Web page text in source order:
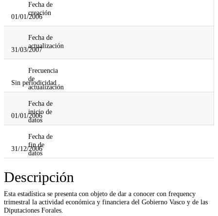
Fecha de
creación
01/01/2006
Fecha de
actualización
31/03/2007
Frecuencia
de
actualización
Sin periodicidad
Fecha de
inicio de
datos
01/01/2006
Fecha de
fin de
datos
31/12/2006
Descripción
Esta estadística se presenta con objeto de dar a conocer con frequency
trimestral la actividad económica y financiera del Gobierno Vasco y de las
Diputaciones Forales.